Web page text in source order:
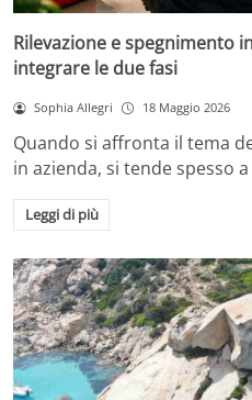
Rilevazione e spegnimento
integrare le due fasi
Sophia Allegri 18 Maggio 2026
Quando si affronta il tema
in azienda, si tende spesso
Leggi di più